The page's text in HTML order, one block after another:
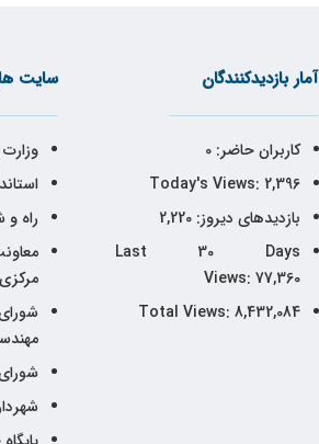
آمار بازدیدکنندگان
کاربران حاضر:0
Today's Views: 2,396
بازدیدهای دیروز:2,220
Last 30 Days
Views: 77,360
Total Views: 8,432,084
سایت
راه
مرکزی